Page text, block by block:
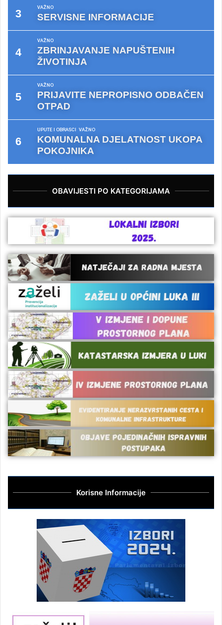
VAŽNO
SERVISNE INFORMACIJE
VAŽNO
ZBRINJAVANJE NAPUŠTENIH
ŽIVOTINJA
VAŽNO
PRIJAVITE NEPROPISNO ODBAČEN
OTPAD
UPUTE I OBRASCI VAŽNO
KOMUNALNA DJELATNOST UKOPA
POKOJNIKA
OBAVIJESTI PO KATEGORIJAMA
Korisne Informacije